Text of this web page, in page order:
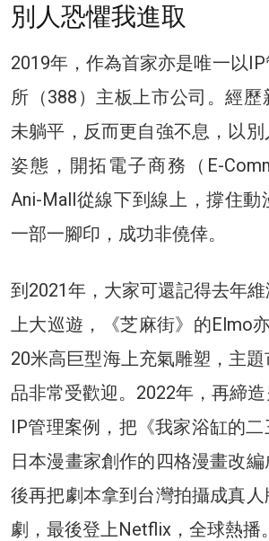
別人恐懼我進取
2019年，作為首家亦是唯一以
所（388）主板上市公司。經
未躺平，反而更自強不息，以
姿態，開拓電子商務（E-
Ani-Mall從線下到線上，撐住動
一部一腳印，成功非僥倖。
到2021年，大家可還記得去年
上大巡遊，《芝麻街》的Elmo
20米高巨型海上充氣雕塑，主
品非常受歡迎。2022年，再締
IP管理案例，把《我家浴缸的
日本漫畫家創作的四格漫畫改
後再把劇本拿到台灣拍攝成真人
劇，最後登上Netflix，全球熱播。